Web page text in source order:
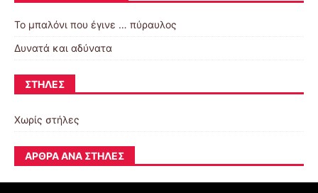
Το μπαλόνι που έγινε … πύραυλος
Δυνατά και αδύνατα
ΣΤΉΛΕΣ
Χωρίς στήλες
ΆΡΘΡΑ ΑΝΆ ΣΤΉΛΕΣ